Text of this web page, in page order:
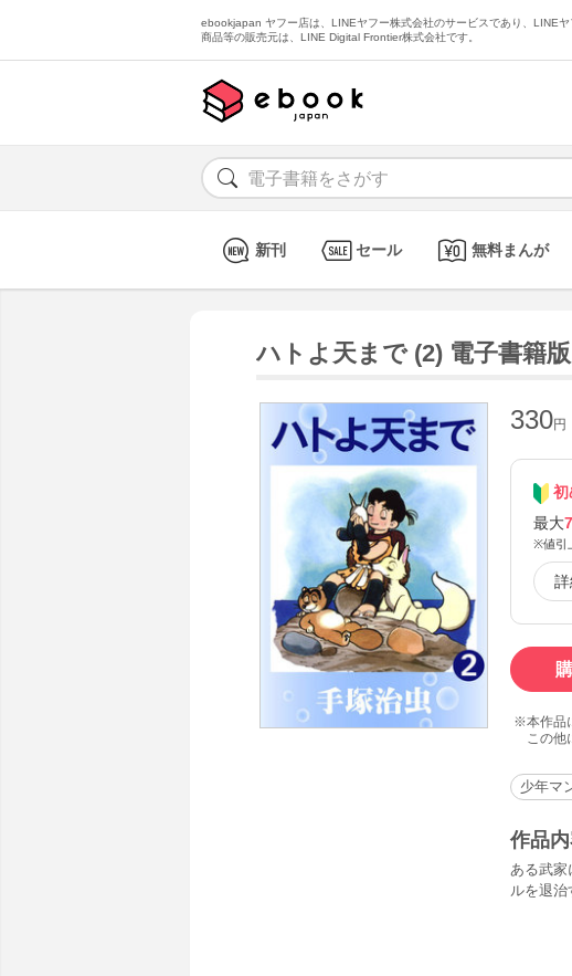
ebookjapan ヤフー店は、LINEヤフー株式会社のサービスであり、LINE
商品等の販売元は、LINE Digital Frontier株式会社です。
新刊 セール 無料まんが
ハトよ天まで (2) 電子書籍版
330円
初
最大
※値引
本作品
この
少年マ
作品
ある武
ルを退